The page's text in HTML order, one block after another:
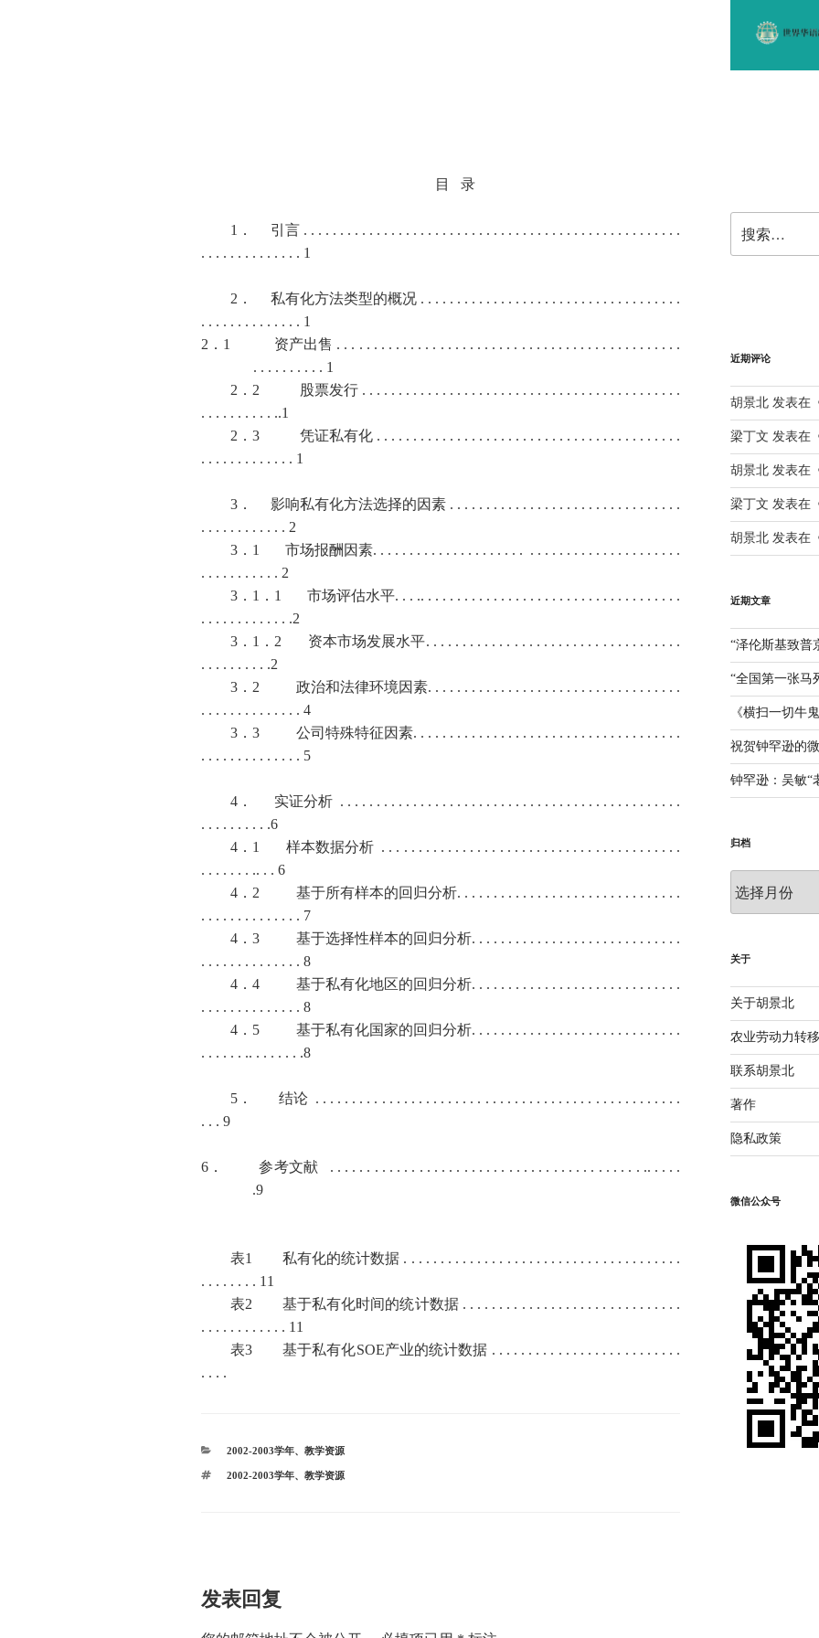
目 录
1 ． 引言 . . . . . . . . . . . . . . . . . . . . . . . . . . . . . . . . . . . . . . . . . . . . . . . . . . . .
. . . . . . . . . . . . . . 1
2 ． 私有化方法类型的概况 . . . . . . . . . . . . . . . . . . . . . . . . . . . . . . . . . . . .
. . . . . . . . . . . . . . 1
2．1
资产出售 . . . . . . . . . . . . . . . . . . . . . . . . . . . . . . . . . . . . . . . . . . . . . . .
. . . . . . . . . . 1
2 ． 2 股票发行 . . . . . . . . . . . . . . . . . . . . . . . . . . . . . . . . . . . . . . . . . . . .
. . . . . . . . . . ..1
2 ．3 凭证私有化 . . . . . . . . . . . . . . . . . . . . . . . . . . . . . . . . . . . . . . . . . .
. . . . . . . . . . . . . 1
3 ． 影响私有化方法选择的因素 . . . . . . . . . . . . . . . . . . . . . . . . . . . . . . . .
. . . . . . . . . . . . 2
3 ． 1 市场报酬因素. . . . . . . . . . . . . . . . . . . . . . . . . . . . . . . . . . . . . . . . . .
. . . . . . . . . . . 2
3 ． 1 ． 1 市场评估水平. . . .. . . . . . . . . . . . . . . . . . . . . . . . . . . . . . . . . . . .
. . . . . . . . . . . . .2
3 ． 1 ． 2 资本市场发展水平. . . . . . . . . . . . . . . . . . . . . . . . . . . . . . . . . . .
. . . . . . . . . .2
3 ． 2 政治和法律环境因素. . . . . . . . . . . . . . . . . . . . . . . . . . . . . . . . . . .
. . . . . . . . . . . . . . 4
3 ．3 公司特殊特征因素. . . . . . . . . . . . . . . . . . . . . . . . . . . . . . . . . . . . .
. . . . . . . . . . . . . . 5
4 ． 实证分析 . . . . . . . . . . . . . . . . . . . . . . . . . . . . . . . . . . . . . . . . . . . . . . .
. . . . . . . . . .6
4 ． 1 样本数据分析 . . . . . . . . . . . . . . . . . . . . . . . . . . . . . . . . . . . . . . . . .
. . . . . . . .. . . 6
4 ． 2 基于所有样本的回归分析. . . . . . . . . . . . . . . . . . . . . . . . . . . . . . .
. . . . . . . . . . . . . . 7
4 ．3 基于选择性样本的回归分析. . . . . . . . . . . . . . . . . . . . . . . . . . . . .
. . . . . . . . . . . . . . 8
4 ．4 基于私有化地区的回归分析. . . . . . . . . . . . . . . . . . . . . . . . . . . . .
. . . . . . . . . . . . . . 8
4 ． 5 基于私有化国家的回归分析. . . . . . . . . . . . . . . . . . . . . . . . . . . . .
. . . . . . .. . . . . . . .8
5 ． 结论 . . . . . . . . . . . . . . . . . . . . . . . . . . . . . . . . . . . . . . . . . . . . . . . . . .
. . . 9
6． 参考文献
. . . . . . . . . . . . . . . . . . . . . . . . . . . . . . . . . . . . . . . . . . .. . . . .
.9
表1 私有化的统计数据 . . . . . . . . . . . . . . . . . . . . . . . . . . . . . . . . . . . . . .
. . . . . . . . 11
表2 基于私有化时间的统计数据 . . . . . . . . . . . . . . . . . . . . . . . . . . . . . .
. . . . . . . . . . . . 11
表3 基于私有化SOE产业的统计数据 . . . . . . . . . . . . . . . . . . . . . . . . . .
. . . .
分
2002-2003学年、 教学资源
标
2002-2003学年、 教学资源
发表回复
索：
近期评论
胡景北发表在
梁丁文 发表在
胡景北发表在
梁丁文 发表在
胡景北发表在
近期文章
“泽伦斯基致普
“全国第一张马
《横扫一切牛
祝贺钟罕逊的
钟罕逊：吴敏“
归档
档
关于
关于胡景北
农业劳动力转
联系胡景北
著作
隐私政策
微信公众号